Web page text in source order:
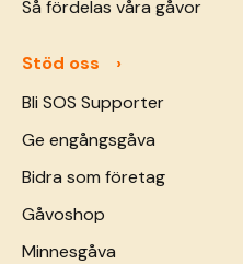
Så fördelas våra gåvor
Stöd oss
Bli SOS Supporter
Ge engångsgåva
Bidra som företag
Gåvoshop
Minnesgåva